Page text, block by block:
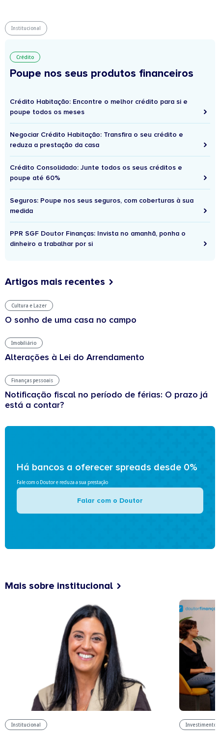
Institucional
Crédito
Poupe nos seus produtos financeiros
Crédito Habitação: Encontre o melhor crédito para si e
poupe todos os meses
Negociar Crédito Habitação: Transfira o seu crédito e
reduza a prestação da casa
Crédito Consolidado: Junte todos os seus créditos e
poupe até 60%
Seguros: Poupe nos seus seguros, com coberturas à sua
medida
PPR SGF Doutor Finanças: Invista no amanhã, ponha o
dinheiro a trabalhar por si
Artigos mais recentes
Cultura e Lazer
O sonho de uma casa no campo
Imobiliário
Alterações à Lei do Arrendamento
Finanças pessoais
Notificação fiscal no período de férias: O prazo já
está a contar?
Há bancos a oferecer spreads desde 0%
Fale com o Doutor e reduza a sua prestação
Falar com o Doutor
Mais sobre institucional
Institucional Investimentos